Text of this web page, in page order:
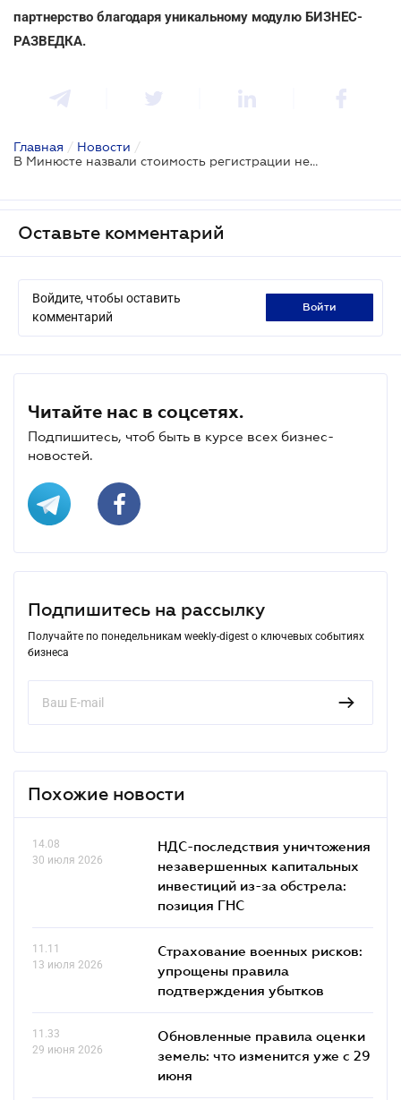
партнерство благодаря уникальному модулю БИЗНЕС-
РАЗВЕДКА.
Главная / Новости /
В Минюсте назвали стоимость регистрации недвижимого имущества в 2021 году
Оставьте комментарий
Войдите, чтобы оставить
комментарий
войти
Читайте нас в соцсетях.
Подпишитесь, чтоб быть в курсе всех бизнес-
новостей.
Подпишитесь на рассылку
Получайте по понедельникам weekly-digest о ключевых событиях
бизнеса
Похожие новости
14.08
30 июля 2026
НДС-последствия уничтожения
незавершенных капитальных
инвестиций из-за обстрела:
позиция ГНС
11.11
13 июля 2026
Страхование военных рисков:
упрощены правила
подтверждения убытков
11.33
29 июня 2026
Обновленные правила оценки
земель: что изменится уже с 29
июня